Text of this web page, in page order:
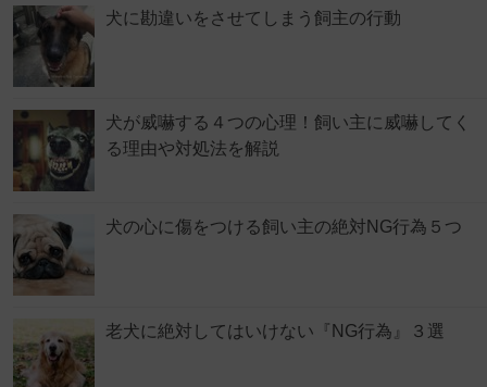
犬に勘違いをさせてしまう飼主の行動
犬が威嚇する４つの心理！飼い主に威嚇してく
る理由や対処法を解説
犬の心に傷をつける飼い主の絶対NG行為５つ
老犬に絶対してはいけない『NG行為』３選